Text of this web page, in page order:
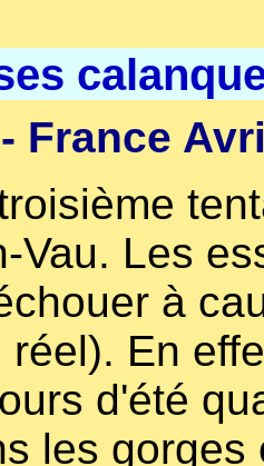
- France
Vau. Les
à
réel). En
d'été
les gorges